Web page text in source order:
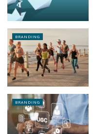
BRANDING
BRANDING